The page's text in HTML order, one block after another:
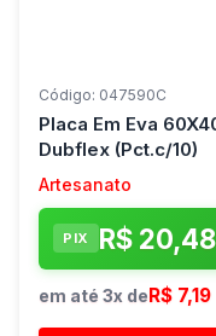
Código: 047590C
Placa Em Eva
Dubflex (Pct.c/10)
Artesanato
PIX R$ 20,48
em até 3x deR$ 7,19